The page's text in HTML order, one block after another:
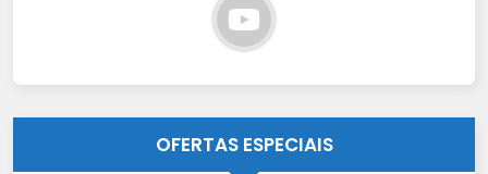
OFERTAS ESPECIAIS